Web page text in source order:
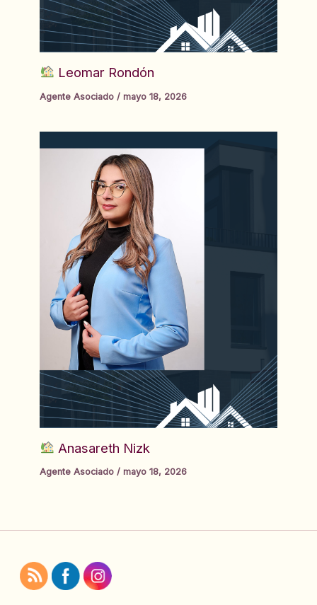
Leomar Rondón
Agente Asociado /mayo 18, 2026
Anasareth Nizk
Agente Asociado /mayo 18, 2026